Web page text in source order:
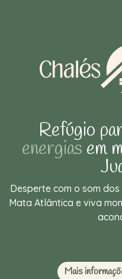
Refúgio
energias em
Desperte com o som
Mata Atlântica e viva
Mais